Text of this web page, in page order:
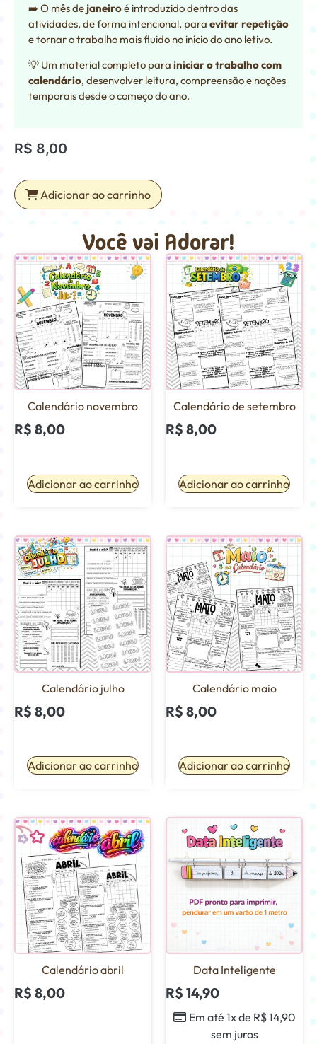
➡️ O mês de janeiroé introduzido dentro das
atividades, de forma intencional, para evitar repetição
e tornar o trabalho mais fluido no início do ano letivo.
💡 Um material completo para iniciar o trabalho com
calendário, desenvolver leitura, compreensão e noções
temporais desde o começo do ano.
R$ 8,00
Adicionar ao carrinho
Você vai Adorar!
Calendário novembro
R$ 8,00
Adicionar ao carrinho
Calendário de setembro
R$ 8,00
Adicionar ao carrinho
Calendário julho
R$ 8,00
Adicionar ao carrinho
Calendário maio
R$ 8,00
Adicionar ao carrinho
Calendário abril
R$ 8,00
Data Inteligente
R$ 14,90
Em até 1x de R$14,90
sem juros